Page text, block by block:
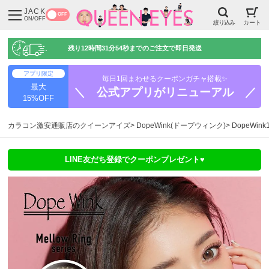
JACK
ON/OFF
OFF
絞り込み カート
残り12時間31分53秒までのご注文で即日発送
アプリ限定
最大
15%OFF
毎日1回まわせるクーポンガチャ搭載✨
＼ 公式アプリがリニューアル ／
カラコン激安通販店のクイーンアイズ DopeWink(ドープウィンク)
LINE友だち登録でクーポンプレゼント♥